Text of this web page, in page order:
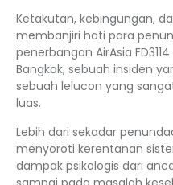
Ketakutan, kebingungan,
membanjiri hati para
penerbangan AirAsia
Bangkok, sebuah insiden
sebuah lelucon yang
luas.
Lebih dari sekadar
menyoroti kerentanan
dampak psikologis dari